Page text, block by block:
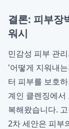
결론: 피부장
워시
민감성 피부 관
'어떻게 지워내
터 피부를 보호
계인 클렌징에
복해왔습니다.
2차 세안은 피부